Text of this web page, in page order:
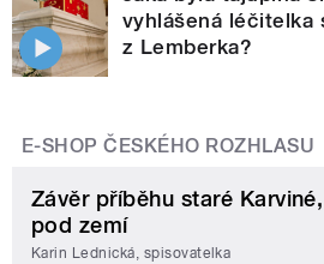
vyhlášená léčitelka
z Lemberka?
E-SHOP ČESKÉHO ROZHLASU
Závěr příběhu staré
pod zemí
Karin Lednická, spisovatelka